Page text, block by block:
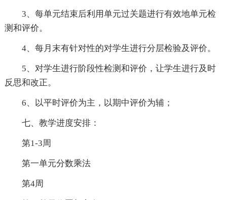
3、每单元结束后利用单元过关题进行有效地单元检
测和评价。
4、每月末有针对性的对学生进行分层检验及评价。
5、对学生进行阶段性检测和评价，让学生进行及时
反思和改正。
6、以平时评价为主，以期中评价为辅；
七、教学进度安排：
第1-3周
第一单元分数乘法
第4周